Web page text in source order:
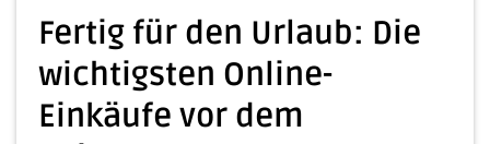
Fertig für den Urlaub: Die
wichtigsten Online-
Einkäufe vor dem